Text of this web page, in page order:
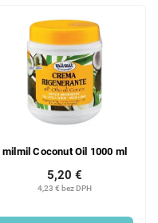
milmil Coconut Oil 1000 ml
4,23 € bez DPH
5,20 €